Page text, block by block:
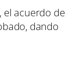
el acuerdo de
dando